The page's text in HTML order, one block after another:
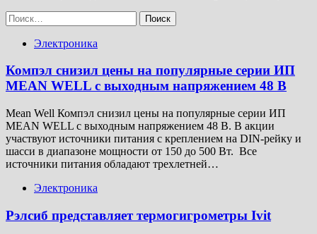
Найти:
Электроника
Компэл снизил цены на популярные серии ИП
MEAN WELL с выходным напряжением 48 В
Mean Well Компэл снизил цены на популярные серии ИП
MEAN WELL с выходным напряжением 48 В. В акции
участвуют источники питания с креплением на DIN-рейку и
шасси в диапазоне мощности от 150 до 500 Вт. Все
источники питания обладают трехлетней…
Электроника
Рэлсиб представляет термогигрометры Ivit